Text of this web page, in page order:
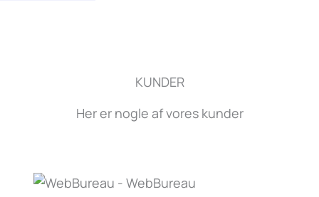
KUNDER
Her er nogle af vores kunder